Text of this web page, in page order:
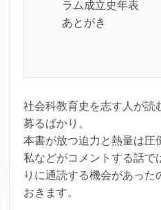
ラム成立史年表
あとがき
社会科教育史を志す人が読
募るばかり。
本書が放つ迫力と熱量は圧
私などがコメントする話で
りに通読する機会があった
おきます。